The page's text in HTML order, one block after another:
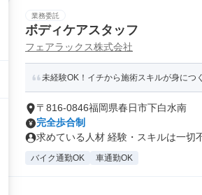
業務委託
ボディケアスタッフ
フェアラックス株式会社
未経験OK！イチから施術スキルが身につ
〒816-0846福岡県春日市下白水南
完全歩合制
求めている人材 経験・スキルは一切
バイク通勤OK 車通勤OK